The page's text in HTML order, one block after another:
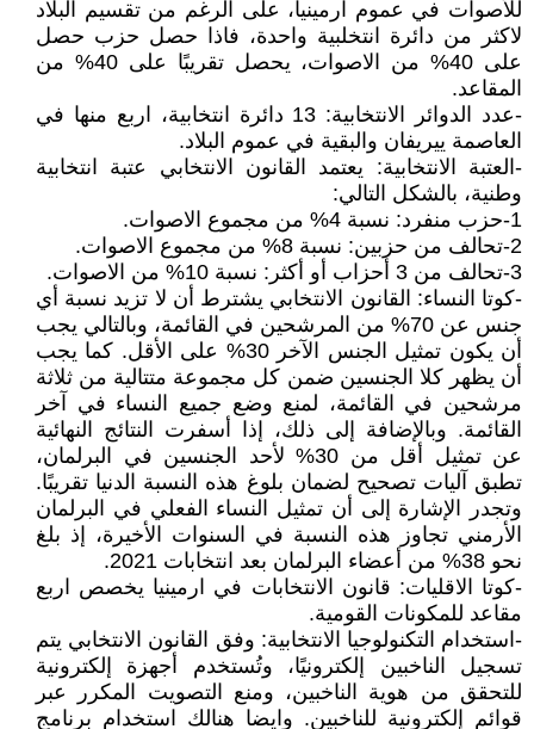
للأصوات في عموم ارمينيا، على الرغم من تقسيم البلاد
لاكثر من دائرة انتخلبية واحدة، فاذا حصل حزب حصل
على 40% من الاصوات، يحصل تقريبًا على 40% من
المقاعد.
-عدد الدوائر الانتخابية: 13 دائرة انتخابية، اربع منها في
العاصمة ييريفان والبقية في عموم البلاد.
-العتبة الانتخابية: يعتمد القانون الانتخابي عتبة انتخابية
وطنية، بالشكل التالي:
1-حزب منفرد: نسبة 4% من مجموع الاصوات.
2-تحالف من حزبين: نسبة 8% من مجموع الاصوات.
3-تحالف من 3 أحزاب أو أكثر: نسبة 10% من الاصوات.
-كوتا النساء: القانون الانتخابي يشترط أن لا تزيد نسبة أي
جنس عن 70% من المرشحين في القائمة، وبالتالي يجب
أن يكون تمثيل الجنس الآخر 30% على الأقل. كما يجب
أن يظهر كلا الجنسين ضمن كل مجموعة متتالية من ثلاثة
مرشحين في القائمة، لمنع وضع جميع النساء في آخر
القائمة. وبالإضافة إلى ذلك، إذا أسفرت النتائج النهائية
عن تمثيل أقل من 30% لأحد الجنسين في البرلمان،
تطبق آليات تصحيح لضمان بلوغ هذه النسبة الدنيا تقريبًا.
وتجدر الإشارة إلى أن تمثيل النساء الفعلي في البرلمان
الأرمني تجاوز هذه النسبة في السنوات الأخيرة، إذ بلغ
نحو 38% من أعضاء البرلمان بعد انتخابات 2021.
-كوتا الاقليات: قانون الانتخابات في ارمينيا يخصص اربع
مقاعد للمكونات القومية.
-استخدام التكنولوجيا الانتخابية: وفق القانون الانتخابي يتم
تسجيل الناخبين إلكترونيًا، وتُستخدم أجهزة إلكترونية
للتحقق من هوية الناخبين، ومنع التصويت المكرر عبر
قوائم إلكترونية للناخبين. وايضا هنالك استخدام برنامج